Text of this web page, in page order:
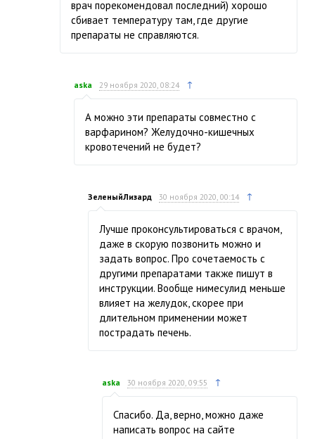
врач порекомендовал последний) хорошо
сбивает температуру там, где другие
препараты не справляются.
aska 29 ноября 2020, 08:24 ↑
А можно эти препараты совместно с
варфарином? Желудочно-кишечных
кровотечений не будет?
ЗеленыйЛизард 30 ноября 2020, 00:14 ↑
Лучше проконсультироваться с врачом,
даже в скорую позвонить можно и
задать вопрос. Про сочетаемость с
другими препаратами также пишут в
инструкции. Вообще нимесулид меньше
влияет на желудок, скорее при
длительном применении может
пострадать печень.
aska 30 ноября 2020, 09:55 ↑
Спасибо. Да, верно, можно даже
написать вопрос на сайте